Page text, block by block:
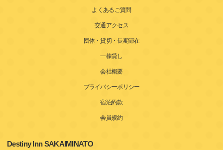
よくあるご質問
交通アクセス
団体・貸切・長期滞在
一棟貸し
会社概要
プライバシーポリシー
宿泊約款
会員規約
Destiny Inn SAKAIMINATO